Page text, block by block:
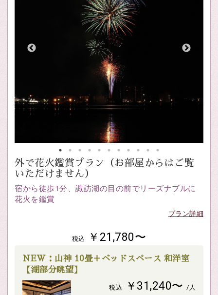
外で花火鑑賞プラン（お部屋からはご覧
いただけません）
宿から徒歩1分、諏訪湖の目の前でリーズナブルに
花火を鑑賞
プラン詳細
税込 ￥21,780〜
NEW：山神 10畳＋ベッドスペース 和洋室
【湖部分眺望】
税込 ￥31,240〜 /人